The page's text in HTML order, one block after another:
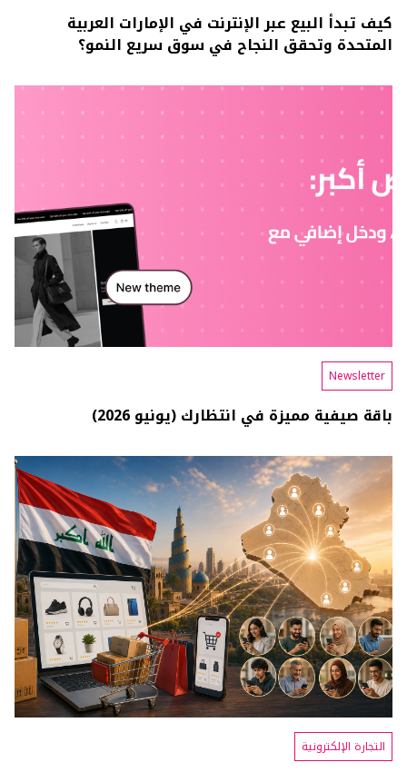
كيف تبدأ البيع عبر الإنترنت في الإمارات العربية
المتحدة وتحقق النجاح في سوق سريع النمو؟
باقة صيفية مميزة في انتظارك (يونيو 2026)
Newsletter
التجارة الإلكترونية